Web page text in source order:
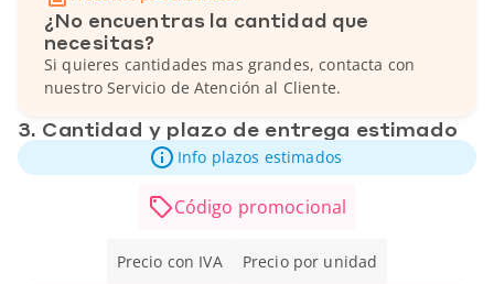
¿No encuentras la cantidad que
necesitas?
Si quieres cantidades mas grandes, contacta con
nuestro Servicio de Atención al Cliente.
3. Cantidad y plazo de entrega estimado
Info plazos estimados
Código promocional
Precio con IVA Precio por unidad